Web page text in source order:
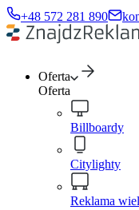
+48 572 281 890
Oferta
Oferta
Billboardy
Citylighty
Reklama